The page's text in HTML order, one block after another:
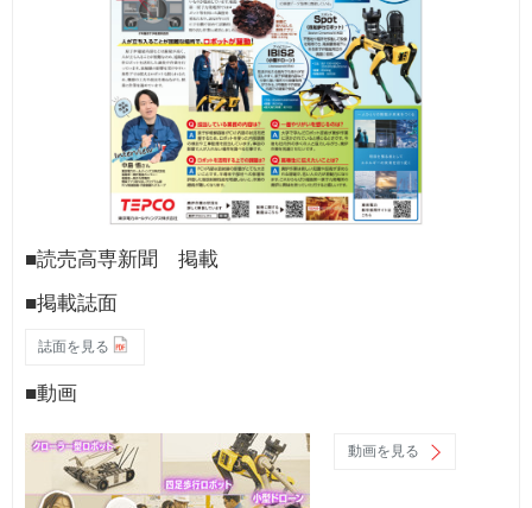
■読売高専新聞 掲載
■掲載誌面
誌面を見る
■動画
動画を見る